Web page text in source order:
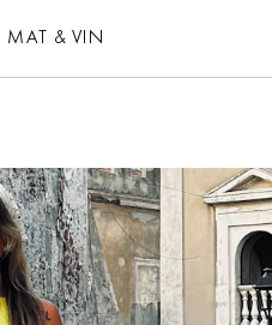
MAT & VIN
– DAGENS
– MÅNADENS
– ÅRETS